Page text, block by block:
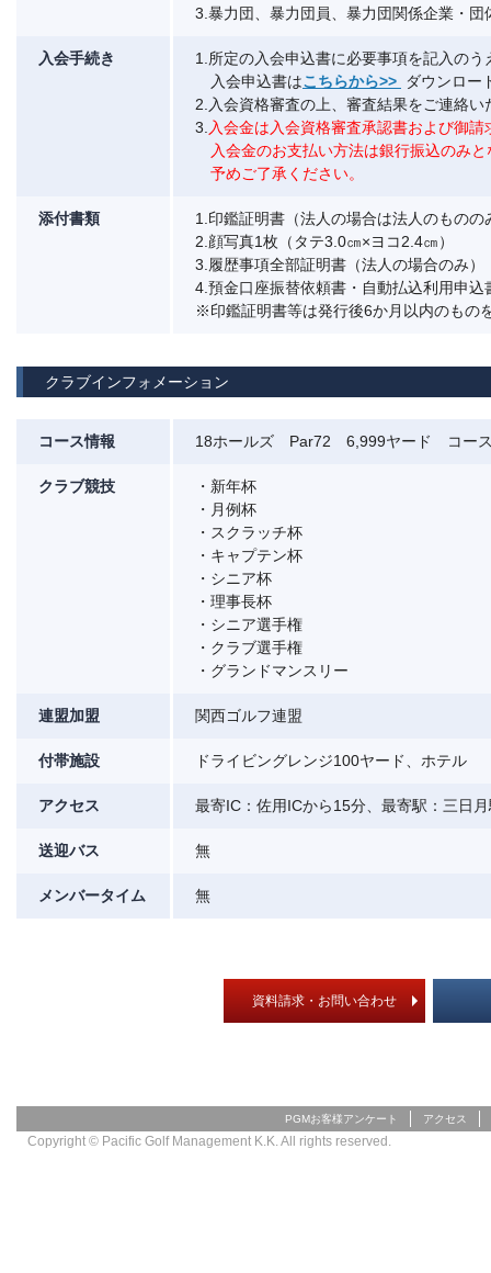
3.暴力団、暴力団員、暴力団関係企業・
入会手続き
1.所定の入会申込書に必要事項を記入の
入会申込書はこちらから>>
ダウンロー
2.入会資格審査の上、審査結果をご連絡い
3. 入会金は入会資格審査承認書および御
入会金のお支払い方法は銀行振込のみ
予めご了承ください。
添付書類
1.印鑑証明書（法人の場合は法人のものの
2.顔写真1枚（タテ3.0㎝×ヨコ2.4㎝）
3.履歴事項全部証明書（法人の場合のみ）
4.預金口座振替依頼書・自動払込利用申
※印鑑証明書等は発行後6か月以内のもの
クラブインフォメーション
コース情報 18ホールズ Par72 6,999ヤード コース
クラブ競技
・新年杯
・月例杯
・スクラッチ杯
・キャプテン杯
・シニア杯
・理事長杯
・シニア選手権
・クラブ選手権
・グランドマンスリー
連盟加盟 関西ゴルフ連盟
付帯施設 ドライビングレンジ100ヤード、ホテル
アクセス 最寄IC：佐用ICから15分、最寄駅：三
送迎バス 無
メンバータイム 無
資料請求・お問い合わせ
PGMお客様アンケート アクセス
Copyright © Pacific Golf Management K.K. All rights reserved.